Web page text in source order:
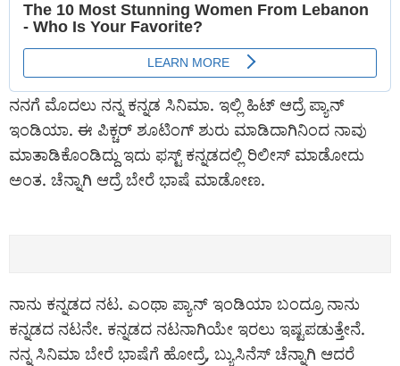
ನನಗೆ ಮೊದಲು ನನ್ನ ಕನ್ನಡ ಸಿನಿಮಾ. ಇಲ್ಲಿ ಹಿಟ್ ಆದ್ರೆ ಪ್ಯಾನ್
ಇಂಡಿಯಾ. ಈ ಪಿಕ್ಚರ್ ಶೂಟಿಂಗ್ ಶುರು ಮಾಡಿದಾಗಿನಿಂದ ನಾವು
ಮಾತಾಡಿಕೊಂಡಿದ್ದು ಇದು ಫಸ್ಟ್ ಕನ್ನಡದಲ್ಲಿ ರಿಲೀಸ್ ಮಾಡೋದು
ಅಂತ. ಚೆನ್ನಾಗಿ ಆದ್ರೆ ಬೇರೆ ಭಾಷೆ ಮಾಡೋಣ.
ನಾನು ಕನ್ನಡದ ನಟ. ಎಂಥಾ ಪ್ಯಾನ್ ಇಂಡಿಯಾ ಬಂದ್ರೂ ನಾನು
ಕನ್ನಡದ ನಟನೇ. ಕನ್ನಡದ ನಟನಾಗಿಯೇ ಇರಲು ಇಷ್ಟಪಡುತ್ತೇನೆ.
ನನ್ನ ಸಿನಿಮಾ ಬೇರೆ ಭಾಷೆಗೆ ಹೋದ್ರೆ, ಬ್ಯುಸಿನೆಸ್ ಚೆನ್ನಾಗಿ ಆದರೆ